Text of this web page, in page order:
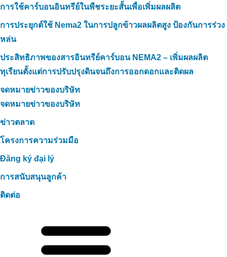
การใช้คาร์บอนอินทรีย์ในพืชระยะสั้นเพื่อเพิ่มผลผลิต
การประยุกต์ใช้ Nema2 ในการปลูกข้าวผลผลิตสูง ป้องกันการร่วง
หล่น
ประสิทธิภาพของสารอินทรีย์คาร์บอน NEMA2 – เพิ่มผลผลิต
ทุเรียนตั้งแต่การปรับปรุงดินจนถึงการออกดอกและติดผล
จดหมายข่าวของบริษัท
จดหมายข่าวของบริษัท
ข่าวตลาด
โครงการความร่วมมือ
Đăng ký đại lý
การสนับสนุนลูกค้า
ติดต่อ